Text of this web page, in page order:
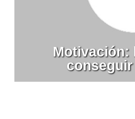
Motivación: